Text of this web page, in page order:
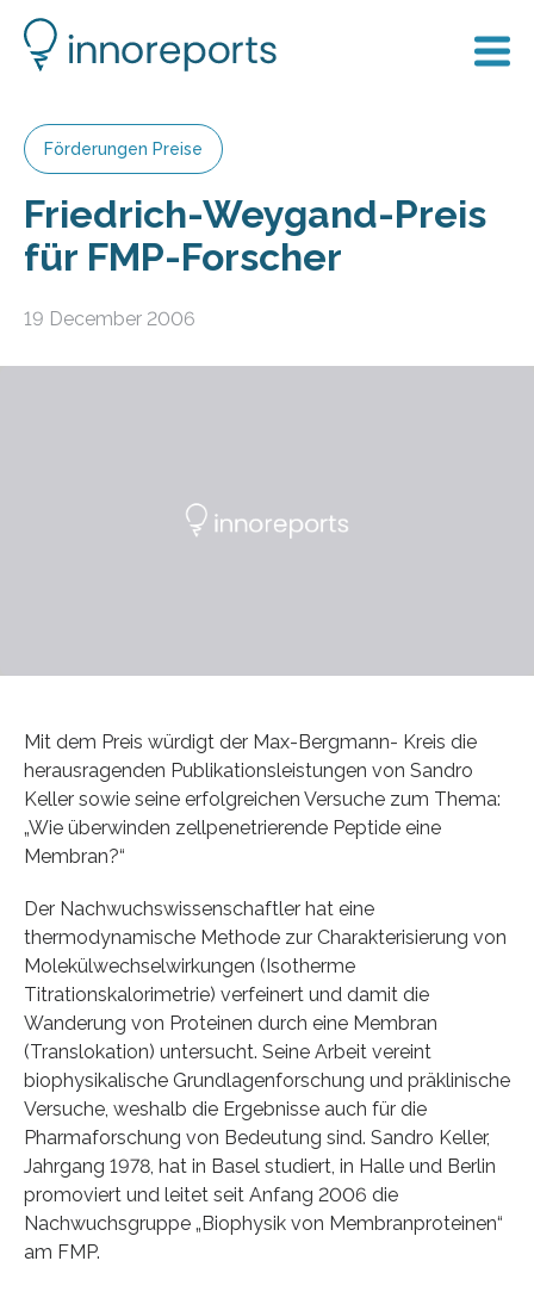
Förderungen Preise
Friedrich-Weygand-Preis
für FMP-Forscher
19 December 2006
Mit dem Preis würdigt der Max-Bergmann- Kreis die
herausragenden Publikationsleistungen von Sandro
Keller sowie seine erfolgreichen Versuche zum Thema:
„Wie überwinden zellpenetrierende Peptide eine
Membran?“
Der Nachwuchswissenschaftler hat eine
thermodynamische Methode zur Charakterisierung von
Molekülwechselwirkungen (Isotherme
Titrationskalorimetrie) verfeinert und damit die
Wanderung von Proteinen durch eine Membran
(Translokation) untersucht. Seine Arbeit vereint
biophysikalische Grundlagenforschung und präklinische
Versuche, weshalb die Ergebnisse auch für die
Pharmaforschung von Bedeutung sind. Sandro Keller,
Jahrgang 1978, hat in Basel studiert, in Halle und Berlin
promoviert und leitet seit Anfang 2006 die
Nachwuchsgruppe „Biophysik von Membranproteinen“
am FMP.